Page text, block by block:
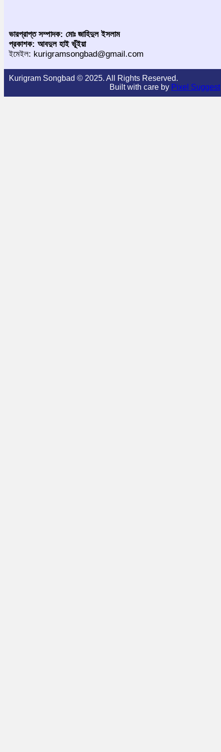
ভারপ্রাপ্ত সম্পাদক: মোঃ জাহিদুল ইসলাম
প্রকাশক: আবদুল হাই ভূঁইয়া
ইমেইল: kurigramsongbad@gmail.com
Kurigram Songbad © 2025. All Rights Reserved.
Built with care by Pixel Suggest